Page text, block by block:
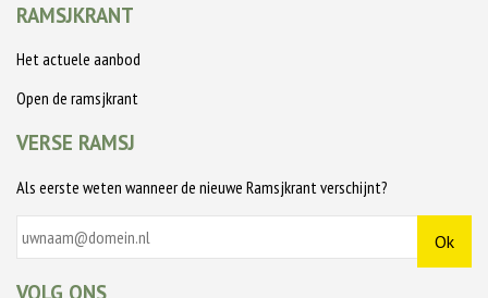
RAMSJKRANT
Het actuele aanbod
Open de ramsjkrant
VERSE RAMSJ
Als eerste weten wanneer de nieuwe Ramsjkrant verschijnt?
VOLG ONS